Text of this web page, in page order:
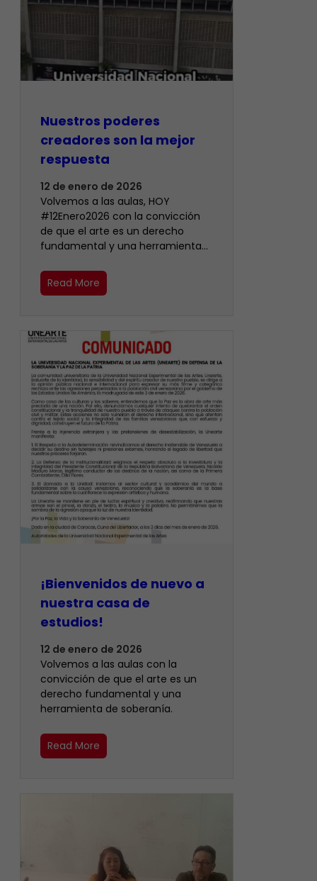
Nuestros poderes
creadores son la mejor
respuesta
12 de enero de 2026
Volvemos a las aulas, HOY
#12Enero2026 con la convicción
de que el arte es un derecho
fundamental y una herramienta…
Read More
¡Bienvenidos de nuevo a
nuestra casa de
estudios! ​
12 de enero de 2026
Volvemos a las aulas con la
convicción de que el arte es un
derecho fundamental y una
herramienta de soberanía.
Read More